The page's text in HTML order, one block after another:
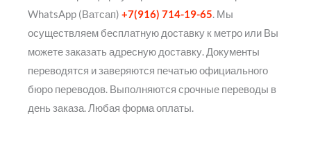
WhatsApp (Ватсап) +7(916) 714-19-65. Мы
осуществляем бесплатную доставку к метро или Вы
можете заказать адресную доставку. Документы
переводятся и заверяются печатью официального
бюро переводов. Выполняются срочные переводы в
день заказа. Любая форма оплаты.